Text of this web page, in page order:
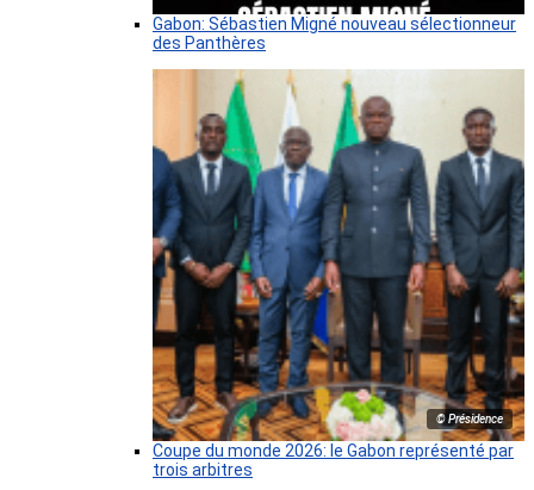
Gabon: Sébastien Migné nouveau sélectionneur
des Panthères
© Présidence
Coupe du monde 2026: le Gabon représenté par
trois arbitres